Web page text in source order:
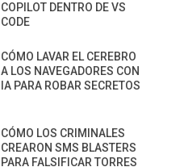
COPILOT DENTRO DE VS
CODE
CÓMO LAVAR EL CEREBRO
A LOS NAVEGADORES CON
IA PARA ROBAR SECRETOS
CÓMO LOS CRIMINALES
CREARON SMS BLASTERS
PARA FALSIFICAR TORRES